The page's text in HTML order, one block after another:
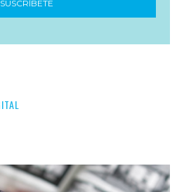
SUSCRÍBETE